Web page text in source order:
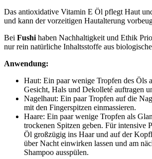
Das antioxidative Vitamin E Öl pflegt Haut
und kann der vorzeitigen Hautalterung
Bei Fushi haben Nachhaltigkeit und Ethik
nur rein natürliche Inhaltsstoffe aus
Anwendung:
Haut: Ein paar wenige Tropfen des Öls
Gesicht, Hals und Dekolleté auftragen
Nagelhaut: Ein paar Tropfen auf die
mit den Fingerspitzen einmassieren.
Haare: Ein paar wenige Tropfen als
trockenen Spitzen geben. Für intensive
Öl großzügig ins Haar und auf der
über Nacht einwirken lassen und am
Shampoo ausspülen.